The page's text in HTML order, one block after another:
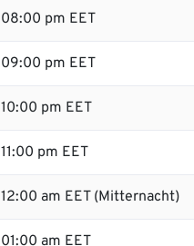
08:00 pm EET
09:00 pm EET
10:00 pm EET
11:00 pm EET
12:00 am EET (Mitternacht)
01:00 am EET